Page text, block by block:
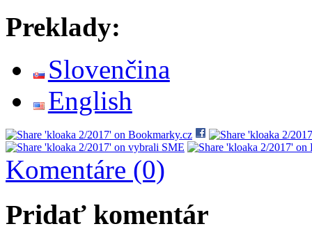
Preklady:
Slovenčina
English
Komentáre (0)
Pridať komentár